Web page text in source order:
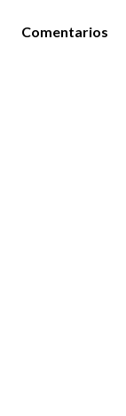
Comentarios